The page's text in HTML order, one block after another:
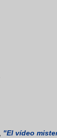
"El vídeo